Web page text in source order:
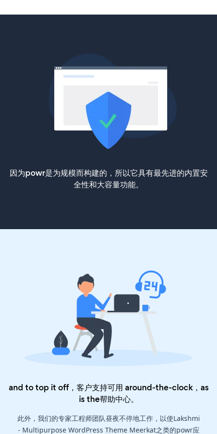
因为powr是为规模而构建的，所以它具有最先进的内置安
全性和大容量功能。
and to top it off，客户支持可用 around-the-clock，as
is the帮助中心。
此外，我们的专家工程师团队昼夜不停地工作，以使Lakshmi
- Multipurpose WordPress Theme Meerkat之类的powr应